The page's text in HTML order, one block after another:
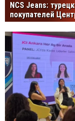
NCS Jeans:
покупателей